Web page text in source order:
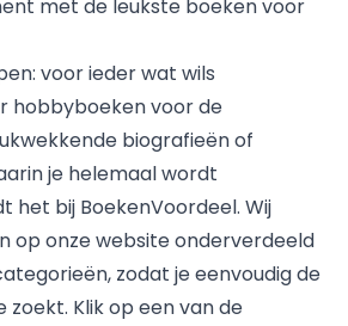
met de leukste boeken voor
voor ieder wat wils
hobbyboekenvoor de
biografieën of
je helemaal wordt
het bij BoekenVoordeel. Wij
op onze website onderverdeeld
zodat je eenvoudig de
zoekt. Klik op een van de